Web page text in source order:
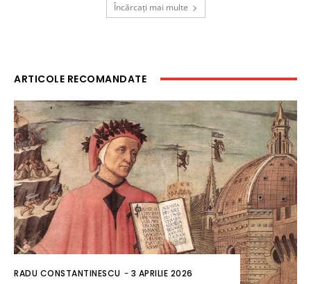
Încărcați mai multe
ARTICOLE RECOMANDATE
RADU CONSTANTINESCU - 3 APRILIE 2026